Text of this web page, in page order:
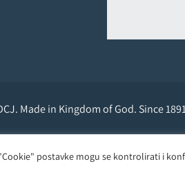
postavke mogu se kontrolirati i
Made in Kingdom of God. Since